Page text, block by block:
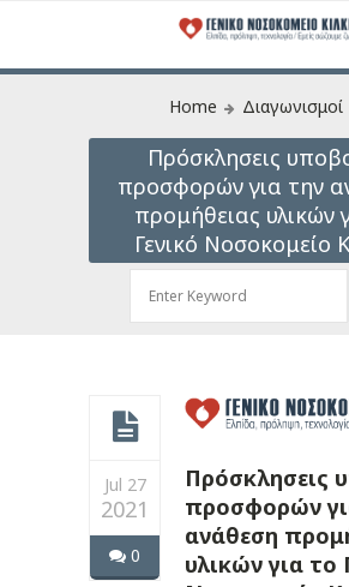
Home Διαγωνισμοί
Πρόσκλησεις
προσφορών για την
προμήθειας υλικών
Γενικό Νοσοκομείο
Jul 27
2021
0
Πρόσκλησεις
προσφορών
ανάθεση
υλικών για το